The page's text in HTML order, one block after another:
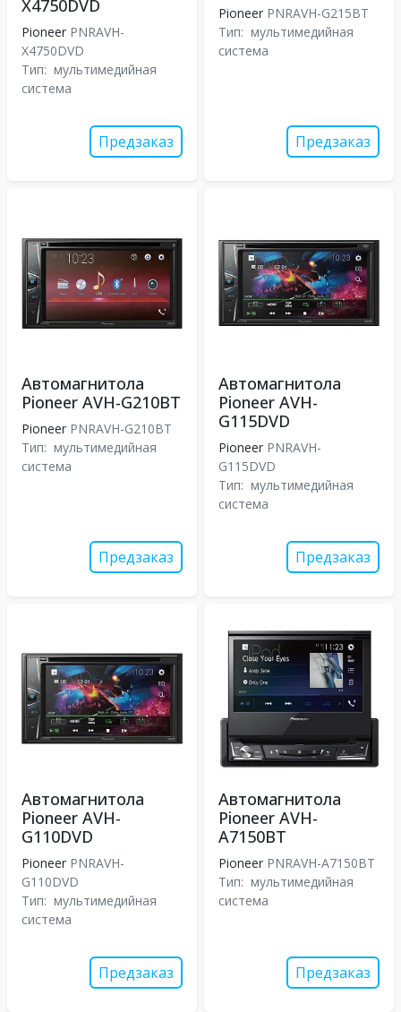
X4750DVD
Pioneer PNRAVH-
X4750DVD
Тип: мультимедийная
система
Предзаказ
Pioneer PNRAVH-G215BT
Тип: мультимедийная
система
Предзаказ
Автомагнитола
Pioneer AVH-G210BT
Pioneer PNRAVH-G210BT
Тип: мультимедийная
система
Предзаказ
Автомагнитола
Pioneer AVH-
G115DVD
Pioneer PNRAVH-
G115DVD
Тип: мультимедийная
система
Предзаказ
Автомагнитола
Pioneer AVH-
G110DVD
Pioneer PNRAVH-
G110DVD
Тип: мультимедийная
система
Предзаказ
Автомагнитола
Pioneer AVH-
A7150BT
Pioneer PNRAVH-A7150BT
Тип: мультимедийная
система
Предзаказ